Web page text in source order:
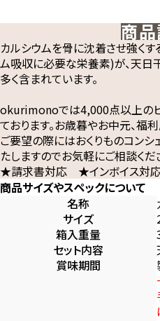
商
カルシウムを骨に沈着させ強くす
ム吸収に必要な栄養素)が、天日
多く含まれています。
okurimonoでは4,000点以上の
ております。お歳暮やお中元、福
ご要望の際にはおくりものコン
たしますのでお気軽にご相談くだ
★請求書対応 ★インボイス対
商品サイズやスペックについて
名称
サイズ
箱入重量
セット内容
賞味期間